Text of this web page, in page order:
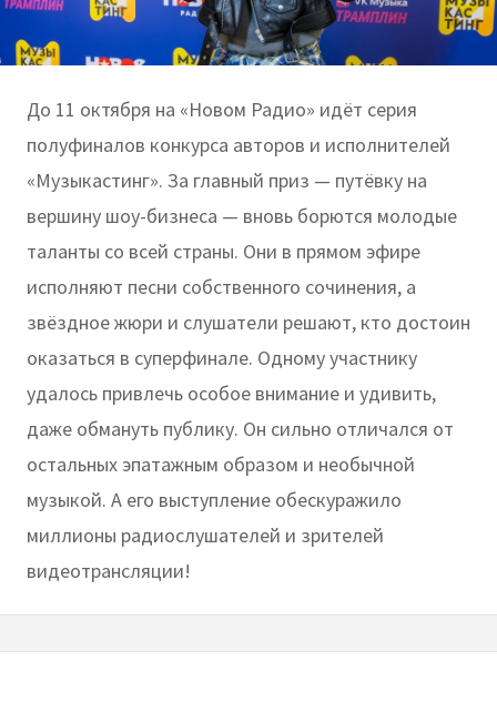
До 11 октября на «Новом Радио» идёт серия
полуфиналов конкурса авторов и исполнителей
«Музыкастинг». За главный приз — путёвку на
вершину шоу-бизнеса — вновь борются молодые
таланты со всей страны. Они в прямом эфире
исполняют песни собственного сочинения, а
звёздное жюри и слушатели решают, кто достоин
оказаться в суперфинале. Одному участнику
удалось привлечь особое внимание и удивить,
даже обмануть публику. Он сильно отличался от
остальных эпатажным образом и необычной
музыкой. А его выступление обескуражило
миллионы радиослушателей и зрителей
видеотрансляции!